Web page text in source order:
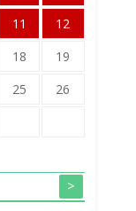
11
12
18
19
25
26
>